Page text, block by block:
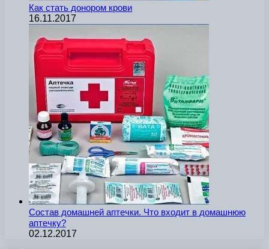
Как стать донором крови
16.11.2017
Состав домашней аптечки. Что входит в домашнюю
аптечку?
02.12.2017